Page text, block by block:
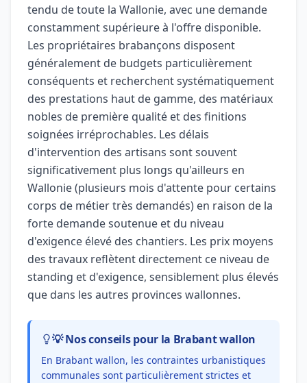
tendu de toute la Wallonie, avec une demande
constamment supérieure à l'offre disponible.
Les propriétaires brabançons disposent
généralement de budgets particulièrement
conséquents et recherchent systématiquement
des prestations haut de gamme, des matériaux
nobles de première qualité et des finitions
soignées irréprochables. Les délais
d'intervention des artisans sont souvent
significativement plus longs qu'ailleurs en
Wallonie (plusieurs mois d'attente pour certains
corps de métier très demandés) en raison de la
forte demande soutenue et du niveau
d'exigence élevé des chantiers. Les prix moyens
des travaux reflètent directement ce niveau de
standing et d'exigence, sensiblement plus élevés
que dans les autres provinces wallonnes.
💡 Nos conseils pour la Brabant wallon
En Brabant wallon, les contraintes urbanistiques
communales sont particulièrement strictes et